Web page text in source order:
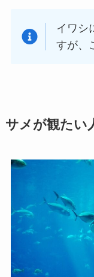
イワシ
すが、
サメが観たい